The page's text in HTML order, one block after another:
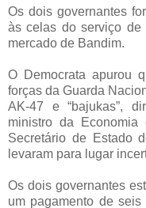
Os dois governantes
às celas do serviço
mercado de Bandim.
O Democrata apurou
forças da Guarda
AK-47 e “bajukas”,
ministro da
Secretário de Estado
levaram para lugar
Os dois governantes
um pagamento de